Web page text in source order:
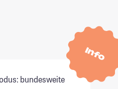
Info
bundesweite